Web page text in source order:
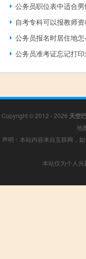
公务员职位表中适合
自考专科可以报教师
公务员报名时居住地
公务员准考证忘记打
Copyright © 2012 - 2026 天空
地
声明：本站内容来自互联网，
本站仅为个人